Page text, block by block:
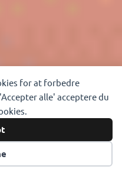
for at forbedre
alle' acceptere du